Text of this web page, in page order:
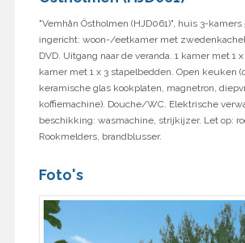
"Vemhån Östholmen (HJD061)", huis 3-
ingericht: woon-/eetkamer met
DVD. Uitgang naar de veranda. 1 kamer met 1
kamer met 1 x 3 stapelbedden. Open keuken
keramische glas kookplaten, magnetron,
koffiemachine). Douche/WC. Elektrische
beschikking: wasmachine, strijkijzer. Let op:
Rookmelders, brandblusser.
Foto's